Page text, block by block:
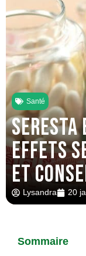
Santé
Seresta
effets
et
Lysandra 20
Sommaire